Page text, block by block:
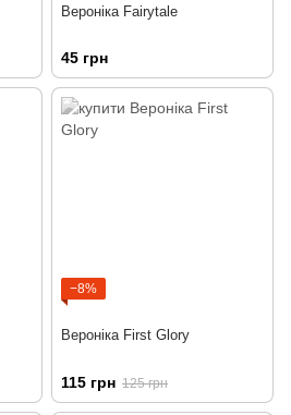
Вероніка Fairytale
45 грн
−8%
Вероніка First Glory
115 грн 125 грн